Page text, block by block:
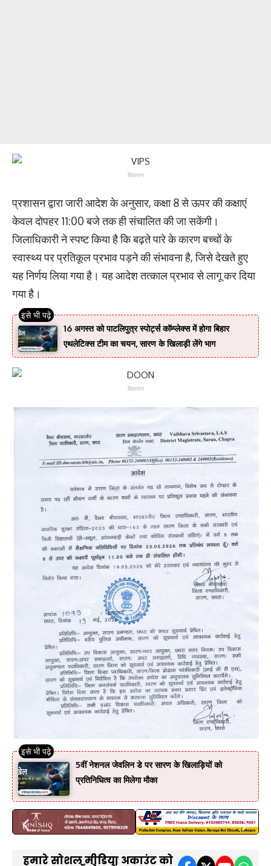
विज्ञापन
प्रशासन द्वारा जारी आदेश के अनुसार, कक्षा 8 से ऊपर की कक्षाएं
केवल दोपहर 11:00 बजे तक ही संचालित की जा सकेंगी।
जिलाधिकारी ने स्पष्ट किया है कि बढ़ते पारे के कारण बच्चों के
स्वास्थ्य पर प्रतिकूल प्रभाव पड़ने की संभावना है, जिसे देखते हुए
यह निर्णय लिया गया है। यह आदेश तत्काल प्रभाव से लागू कर दिया
गया है।
16 अगस्त को पाटलिपुत्र स्पोर्ट्स कॉम्प्लेक्स में होगा बिहार
एथलेटिक्स टीम का चयन, सारण के खिलाड़ी लेंगे भाग
विज्ञापन
5वीं नेशनल जेवलिन डे पर सारण के खिलाड़ियों को
प्रतिनिधित्व का मिलेगा मौका
हमारे सोशल मीडिया अकाउंट को